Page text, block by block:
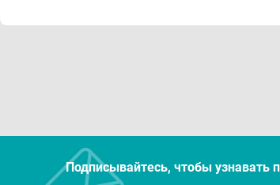
Подписывайтесь, чтобы